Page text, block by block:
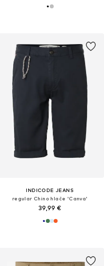
INDICODE JEANS
regular Chino hlače 'Canva'
39,99 €